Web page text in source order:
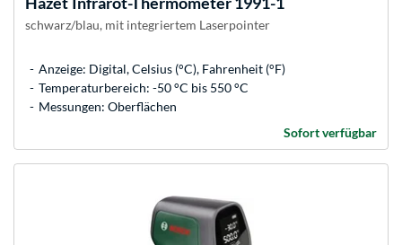
schwarz/blau, mit integriertem Laserpointer
Anzeige: Digital, Celsius (°C), Fahrenheit (°F)
Temperaturbereich: -50 °C bis 550 °C
Messungen: Oberflächen
Sofort verfügbar